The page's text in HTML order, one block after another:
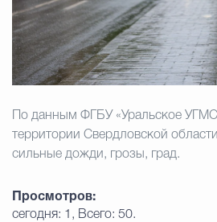
По данным ФГБУ «Уральское
территории Свердловской
сильные дожди, грозы, град.
Просмотров:
сегодня: 1, Всего: 50.